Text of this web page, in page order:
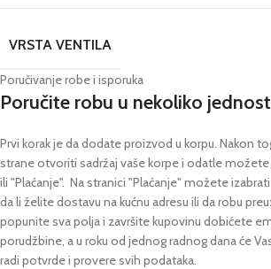
VRSTA VENTILA
Poručivanje robe i isporuka
Poručite robu u nekoliko
Prvi korak je da dodate proizvod u korpu. Nakon
strane otvoriti sadržaj vaše korpe i odatle možete
ili "Plaćanje". Na stranici "Plaćanje" možete
da li želite dostavu na kućnu adresu ili da robu
popunite sva polja i završite kupovinu dobićete
porudžbine, a u roku od jednog radnog dana će
radi potvrde i provere svih podataka.